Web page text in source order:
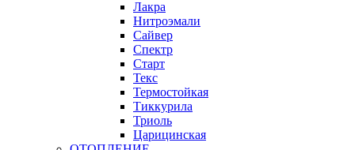
Лакра
Нитроэмали
Сайвер
Спектр
Старт
Текс
Термостойкая
Тиккурила
Триоль
Царицинская